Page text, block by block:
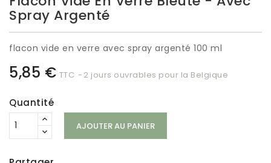
Spray Argenté
flacon vide en verre avec spray argenté 100 ml
5,85 € TTC 2 jours ouvrables pour la Belgique
Quantité
AJOUTER AU PANIER